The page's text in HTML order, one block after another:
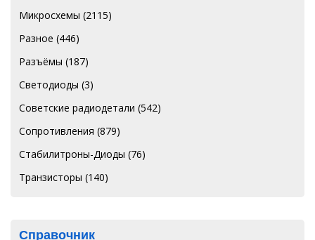
Микросхемы (2115)
Разное (446)
Разъёмы (187)
Светодиоды (3)
Советские радиодетали (542)
Сопротивления (879)
Стабилитроны-Диоды (76)
Транзисторы (140)
Справочник